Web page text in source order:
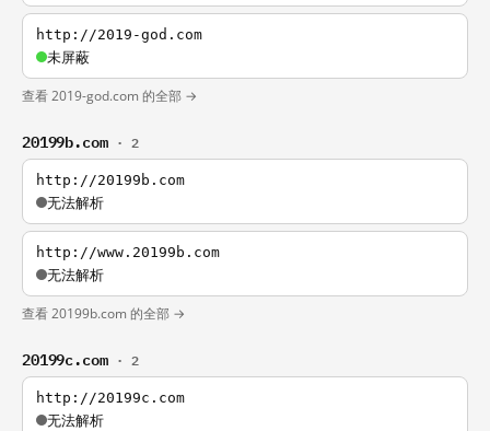
http://2019-god.com
未屏蔽
查看 2019-god.com 的全部 →
20199b.com · 2
http://20199b.com
无法解析
http://www.20199b.com
无法解析
查看 20199b.com 的全部 →
20199c.com · 2
http://20199c.com
无法解析